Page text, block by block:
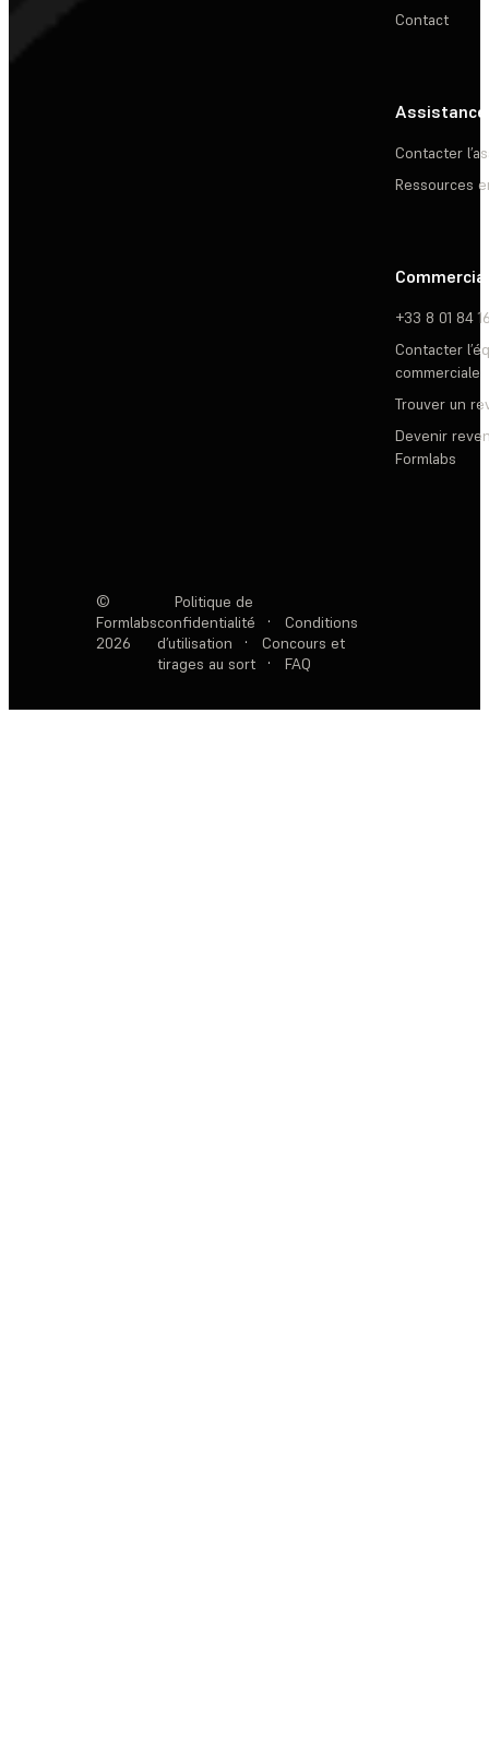
Contact
Assistance
Contacter
Ressources
Commercial
+33 8 01 84
Contacter
commerciale
Trouver un
Devenir
Formlabs
©
Formlabs
2026
Politique de
confidentialité
·
Conditions
d’utilisation
·
Concours et
tirages au sort
· FAQ